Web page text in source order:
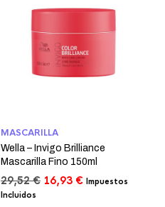
MASCARILLA
Wella – Invigo Brilliance
Mascarilla Fino 150ml
29,52€ El
16,93 €ElImpuestos
Incluidos